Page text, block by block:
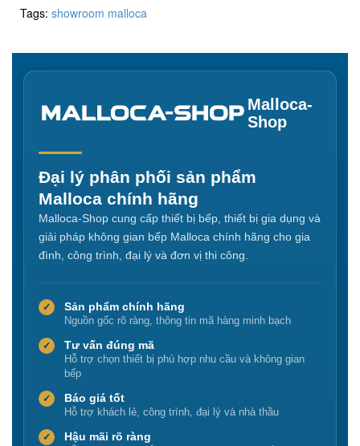
Tags: showroom malloca
Malloca-
Shop
Đại lý phân phối sản phẩm
Malloca chính hãng
Malloca-Shop cung cấp thiết bị bếp, thiết bị gia dụng và
giải pháp không gian bếp Malloca chính hãng cho gia
đình, công trình, đại lý và đơn vị thi công.
✓ Sản phẩm chính hãng
Nguồn gốc rõ ràng, thông tin mã hàng minh bạch
✓ Tư vấn đúng mã
Hỗ trợ chọn thiết bị phù hợp nhu cầu và không gian
bếp
✓ Báo giá tốt
Hỗ trợ khách lẻ, công trình, đại lý và nhà thầu
✓ Hậu mãi rõ ràng